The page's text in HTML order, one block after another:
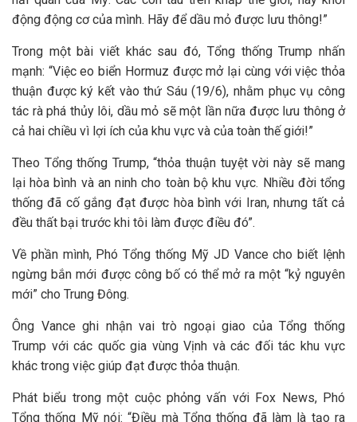
động động cơ của mình. Hãy để dầu mỏ được lưu thông!”
Trong một bài viết khác sau đó, Tổng thống Trump nhấn
mạnh: “Việc eo biển Hormuz được mở lại cùng với việc thỏa
thuận được ký kết vào thứ Sáu (19/6), nhằm phục vụ công
tác rà phá thủy lôi, dầu mỏ sẽ một lần nữa được lưu thông ở
cả hai chiều vì lợi ích của khu vực và của toàn thế giới!”
Theo Tổng thống Trump, “thỏa thuận tuyệt vời này sẽ mang
lại hòa bình và an ninh cho toàn bộ khu vực. Nhiều đời tổng
thống đã cố gắng đạt được hòa bình với Iran, nhưng tất cả
đều thất bại trước khi tôi làm được điều đó”.
Về phần mình, Phó Tổng thống Mỹ JD Vance cho biết lệnh
ngừng bắn mới được công bố có thể mở ra một “kỷ nguyên
mới” cho Trung Đông.
Ông Vance ghi nhận vai trò ngoại giao của Tổng thống
Trump với các quốc gia vùng Vịnh và các đối tác khu vực
khác trong việc giúp đạt được thỏa thuận.
Phát biểu trong một cuộc phỏng vấn với Fox News, Phó
Tổng thống Mỹ nói: “Điều mà Tổng thống đã làm là tạo ra